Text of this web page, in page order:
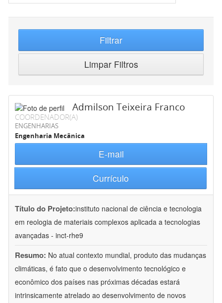
Filtrar
Limpar Filtros
Admilson Teixeira Franco
COORDENADOR(A)
ENGENHARIAS
Engenharia Mecânica
E-mail
Currículo
Título do Projeto:instituto nacional de ciência e tecnologia
em reologia de materiais complexos aplicada a tecnologias
avançadas - inct-rhe9
Resumo: No atual contexto mundial, produto das mudanças
climáticas, é fato que o desenvolvimento tecnológico e
econômico dos países nas próximas décadas estará
intrinsicamente atrelado ao desenvolvimento de novos